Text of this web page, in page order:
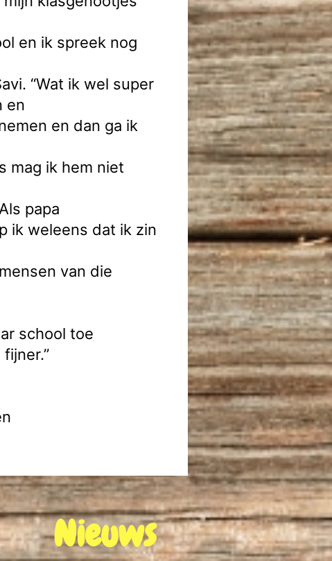
en ik spreek nog
“Wat ik wel super
en
en dan ga ik
mag ik hem niet
papa
ik weleens dat ik zin
van die
school toe
Nieuws